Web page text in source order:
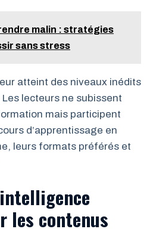
malin : stratégies
sans stress
atteint des niveaux inédits
lecteurs ne subissent
mais participent
d’apprentissage en
leurs formats préférés et
les contenus